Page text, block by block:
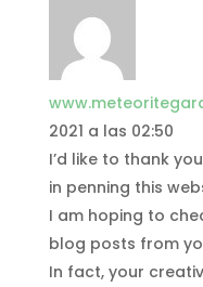
2021 a las 02:50
I’d like to thank
in penning this
I am hoping to
blog posts from
In fact, your